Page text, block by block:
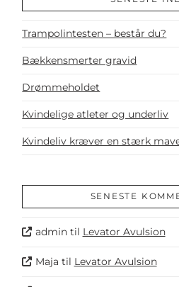
Trampolintesten – består du?
Bækkensmerter gravid
Drømmeholdet
Kvindelige atleter og underliv
Kvindeliv kræver en stærk
SENESTE
admintil Levator Avulsion
Maja til Levator Avulsion